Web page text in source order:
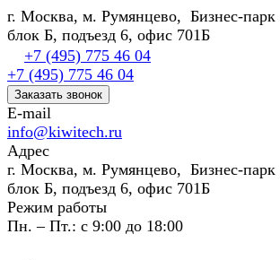
г. Москва, м. Румянцево, Бизнес-парк
блок Б, подъезд 6, офис 701Б
+7 (495) 775 46 04
+7 (495) 775 46 04
Заказать звонок
E-mail
info@kiwitech.ru
Адрес
г. Москва, м. Румянцево, Бизнес-парк
блок Б, подъезд 6, офис 701Б
Режим работы
Пн. – Пт.: с 9:00 до 18:00